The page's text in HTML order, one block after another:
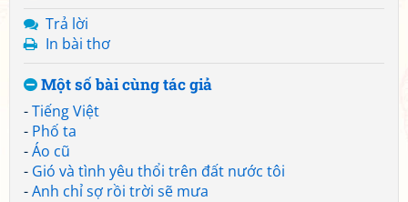
Trả lời
In bài thơ
Một số bài cùng tác giả
-Tiếng Việt
- Phố ta
-Áo cũ
- Gió và tình yêu thổi trên đất nước tôi
-Anh chỉ sợ rồi trời sẽ mưa